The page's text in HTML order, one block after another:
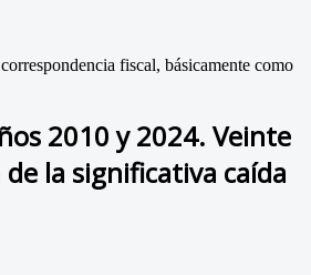
fiscal, básicamente como
2010 y 2024. Veinte
la significativa caída